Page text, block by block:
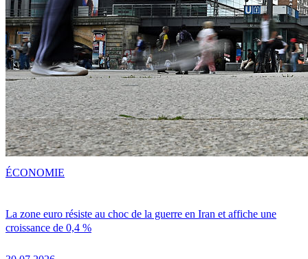
La zone euro résiste au choc de la guerre en Iran et affiche une
croissance de 0,4 %
ÉCONOMIE